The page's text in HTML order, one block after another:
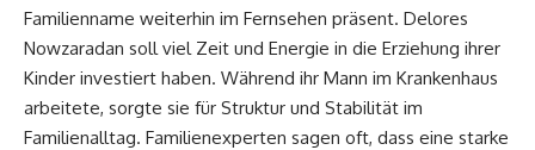
Familienname weiterhin im Fernsehen präsent. Delores
Nowzaradan soll viel Zeit und Energie in die Erziehung ihrer
Kinder investiert haben. Während ihr Mann im Krankenhaus
arbeitete, sorgte sie für Struktur und Stabilität im
Familienalltag. Familienexperten sagen oft, dass eine starke